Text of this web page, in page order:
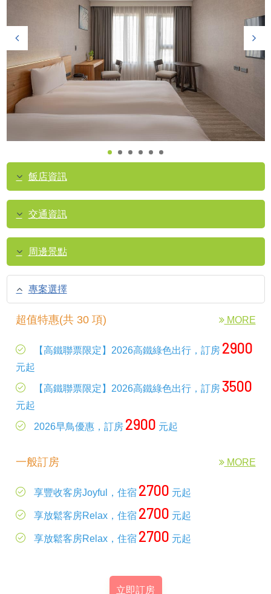
飯店資訊
交通資訊
周邊景點
專案選擇
超值特惠(共 30 項) MORE
【高鐵聯票限定】2026高鐵綠色出行，訂房 2900
元起
【高鐵聯票限定】2026高鐵綠色出行，訂房 3500
元起
2026早鳥優惠，訂房 2900 元起
一般訂房 MORE
享豐收客房Joyful，住宿 2700 元起
享放鬆客房Relax，住宿 2700 元起
享放鬆客房Relax，住宿 2700 元起
立即訂房